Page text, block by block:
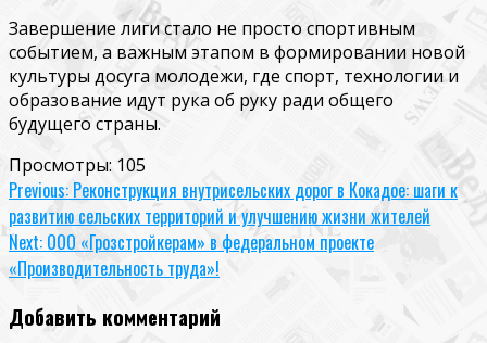
Завершение лиги стало не просто спортивным
событием, а важным этапом в формировании новой
культуры досуга молодежи, где спорт, технологии и
образование идут рука об руку ради общего
будущего страны.
Просмотры: 105
Continue
Reading
Previous: Реконструкция внутрисельских дорог в Кокадое: шаги к
развитию сельских территорий и улучшению жизни жителей
Next: ООО «Грозстройкерам» в федеральном проекте
«Производительность труда»!
Добавить комментарий